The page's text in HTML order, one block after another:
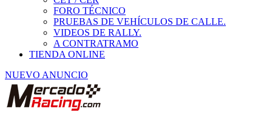
PRUEBAS DE VEHÍCULOS DE CALLE.
VIDEOS DE RALLY.
A CONTRATRAMO
TIENDA ONLINE
NUEVO ANUNCIO